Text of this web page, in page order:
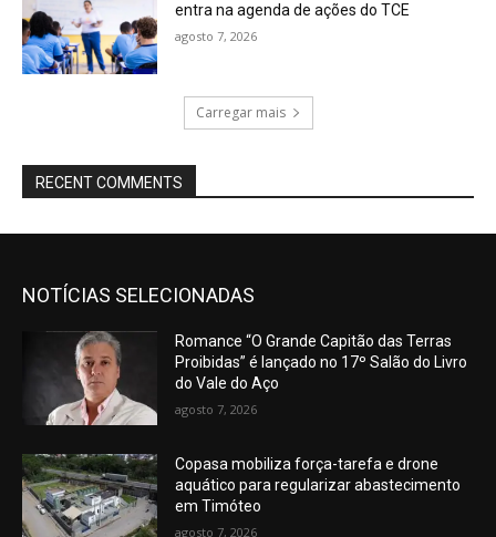
entra na agenda de ações do TCE
agosto 7, 2026
Carregar mais
RECENT COMMENTS
NOTÍCIAS SELECIONADAS
Romance “O Grande Capitão das Terras
Proibidas” é lançado no 17º Salão do Livro
do Vale do Aço
agosto 7, 2026
Copasa mobiliza força-tarefa e drone
aquático para regularizar abastecimento
em Timóteo
agosto 7, 2026